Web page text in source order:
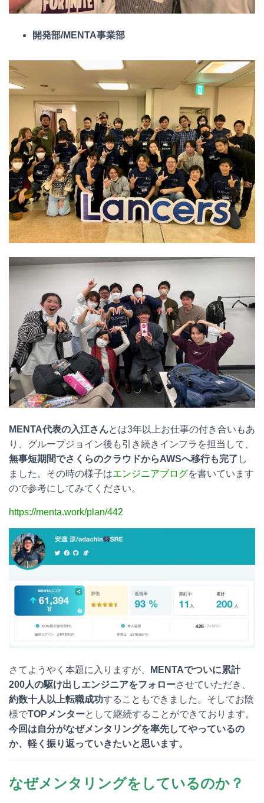
開発部/MENTA事業部
MENTA代表の入江さんとは3年以上お仕事の付き合いもあ
り、グループジョイン後も引き続きインフラを担当して、
無事短期間でさくらのクラウドからAWSへ移行も完了 し
ました。その時の様子はエンジニアブログを書いています
ので参考にしてみてください。
https://menta.work/plan/442
さてようやく本題に入りますが、
MENTAでついに累計
200人の駆け出しエンジニアをフォローさせていただき、
約数十人以上転職成功することもできました。そしてお陰
様でTOPメンターとして継続することができております。
今回は自分がなぜメンタリングを率先してやっているの
か、軽く振り返っていきたいと思います。
なぜメンタリングをしているのか？